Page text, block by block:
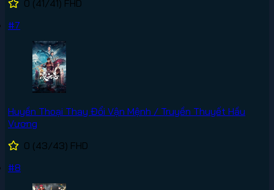
0 (41/41) FHD
#7
Huyền Thoại Thay Đổi Vận Mệnh / Truyền Thuyết Hầu
Vương
0 (43/43) FHD
#8